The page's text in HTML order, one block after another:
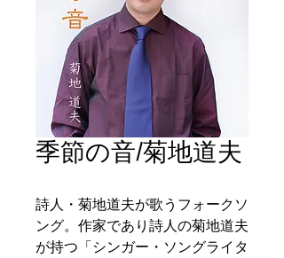
季節の音/菊地道夫
詩人・菊地道夫が歌うフォークソ
ング。作家であり詩人の菊地道夫
が持つ「シンガー・ソングライタ